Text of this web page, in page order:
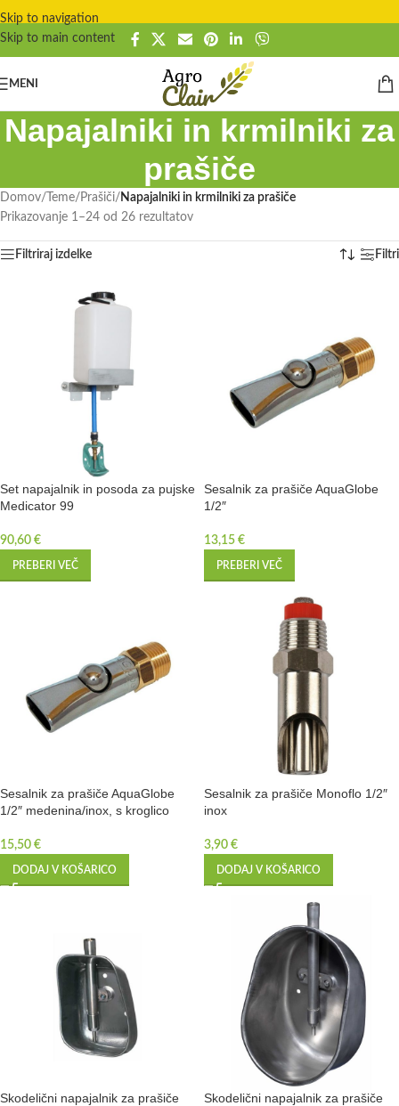
Skip to navigation
Skip to main content
MENI
Napajalniki in krmilniki za
prašiče
Domov/ Teme/ Prašiči/ Napajalniki in krmilniki za prašiče
Prikazovanje 1–24 od 26 rezultatov
Filtriraj izdelke Filtri
Set napajalnik in posoda za pujske
Medicator 99
90,60 €
PREBERI VEČ
Sesalnik za prašiče AquaGlobe
1/2″
13,15 €
PREBERI VEČ
Sesalnik za prašiče AquaGlobe
1/2″ medenina/inox, s kroglico
15,50 €
DODAJ V KOŠARICO
Sesalnik za prašiče Monoflo 1/2″
inox
3,90 €
DODAJ V KOŠARICO
Skodelični napajalnik za prašiče
Skodelični napajalnik za prašiče